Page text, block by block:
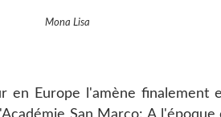
Mona Lisa
Europe l'amène finalement